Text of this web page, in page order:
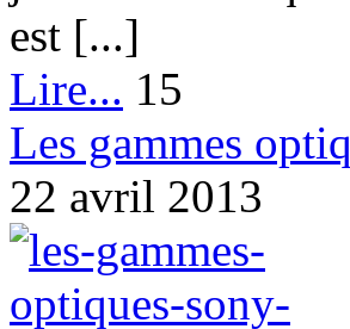
est [...]
Lire... 15
Les gammes
22 avril 2013